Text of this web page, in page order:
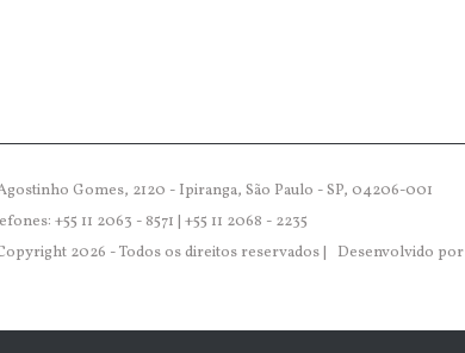
Gomes, 2120 - Ipiranga, São Paulo - SP, 04206-001
+55 11 2063 - 8571 | +55 11 2068 - 2235
2026 - Todos os direitos reservados | Desenvolvido por